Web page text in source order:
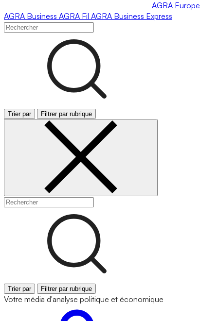
AGRA Europe
AGRA Business AGRA Fil AGRA Business Express
Trier par Filtrer par rubrique
Trier par Filtrer par rubrique
Votre média d'analyse politique et économique